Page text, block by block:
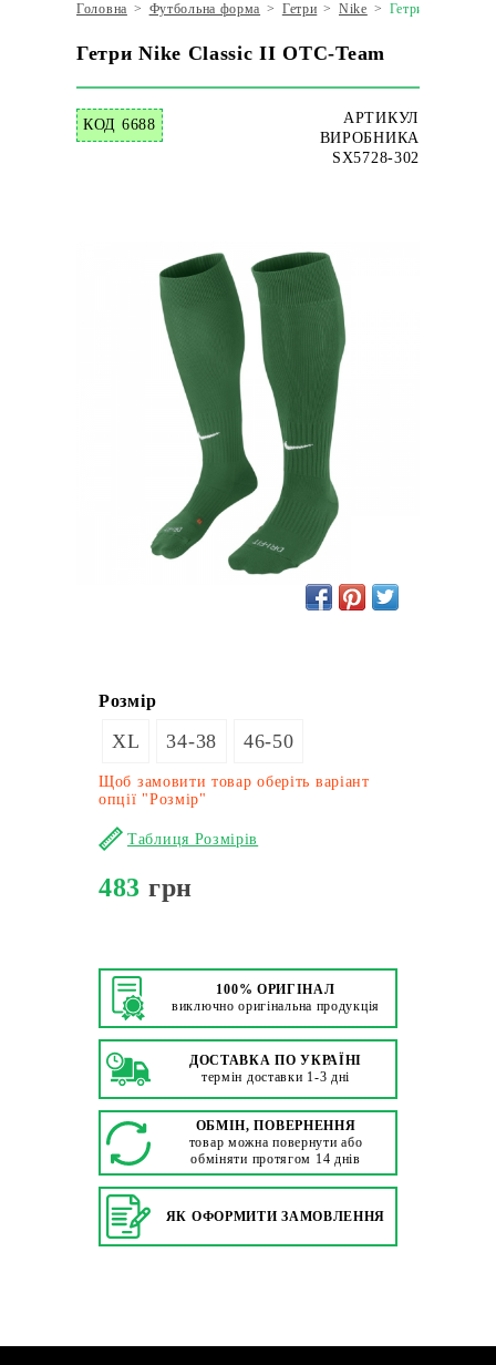
Головна > Футбольна форма > Гетри > Nike > Гетри Nike
Гетри Nike Classic II OTC-Team
КОД 6688
АРТИКУЛ
ВИРОБНИКА
SX5728-302
Розмір
XL 34-38 46-50
Щоб замовити товар оберіть варіант
опції "Розмір"
Таблиця Розмірів
483 грн
100% ОРИГІНАЛ
виключно оригінальна продукція
ДОСТАВКА ПО УКРАЇНІ
термін доставки 1-3 дні
ОБМІН, ПОВЕРНЕННЯ
товар можна повернути або
обміняти протягом 14 днів
ЯК ОФОРМИТИ ЗАМОВЛЕННЯ